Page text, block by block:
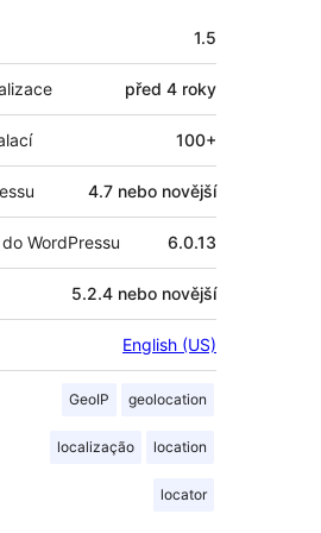
1.5
před 4 roky
100+
4.7 nebo novější
WordPressu 6.0.13
5.2.4 nebo novější
English (US)
GeoIP geolocation
localização location
locator